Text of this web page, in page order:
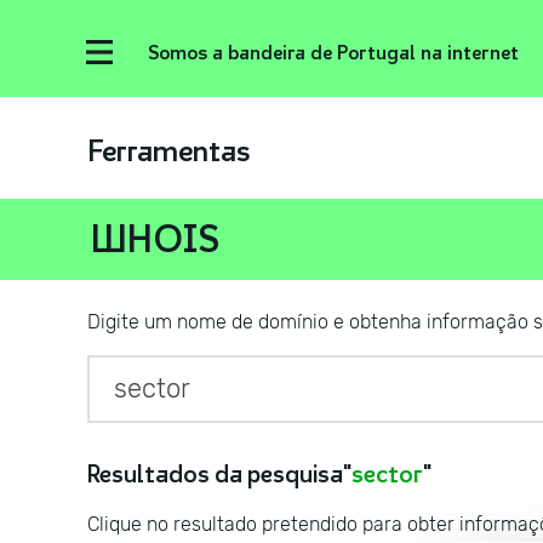
Somos a bandeira de Portugal na internet
Ferramentas
WHOIS
Digite um nome de domínio e obtenha informação
Resultados da pesquisa"sector"
Clique no resultado pretendido para obter